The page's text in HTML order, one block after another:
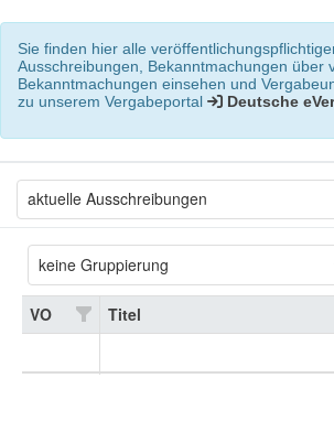
Sie finden hier alle
Ausschreibungen, Bekanntmachungen über
Bekanntmachungen einsehen und
zu unserem Vergabeportal
Deutsche
aktuelle Ausschreibungen
VO Titel